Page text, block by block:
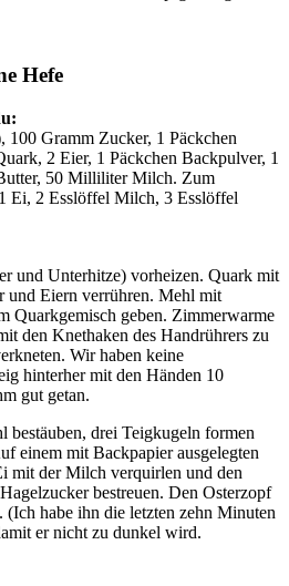
Hefe
Gramm Zucker, 1 Päckchen
2 Eier, 1 Päckchen Backpulver, 1
50 Milliliter Milch. Zum
Ei, 2 Esslöffel Milch, 3 Esslöffel
und Unterhitze) vorheizen. Quark mit
und Eiern verrühren. Mehl mit
Quarkgemisch geben. Zimmerwarme
den Knethaken des Handrührers zu
Wir haben keine
hinterher mit den Händen 10
gut getan.
drei Teigkugeln formen
einem mit Backpapier ausgelegten
mit der Milch verquirlen und den
bestreuen. Den Osterzopf
habe ihn die letzten zehn Minuten
er nicht zu dunkel wird.